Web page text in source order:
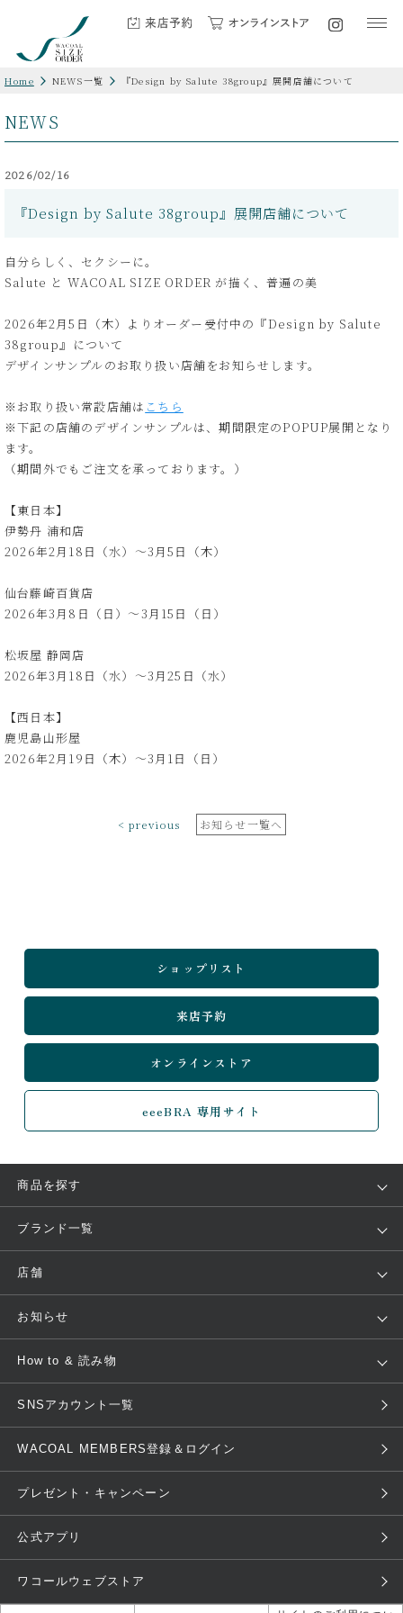
Home NEWS一覧 『Design by Salute 38group』展開店舗について
NEWS
2026/02/16
『Design by Salute 38group』展開店舗について
自分らしく、セクシーに。
Salute と WACOAL SIZE ORDER が描く、普遍の美
2026年2月5日（木）よりオーダー受付中の『Design by Salute
38group』について
デザインサンプルのお取り扱い店舗をお知らせします。
※お取り扱い常設店舗は こちら
※下記の店舗のデザインサンプルは、期間限定のPOPUP展開となり
ます。
（期間外でもご注文を承っております。）
【東日本】
伊勢丹 浦和店
2026年2月18日（水）～3月5日（木）
仙台藤崎百貨店
2026年3月8日（日）～3月15日（日）
松坂屋 静岡店
2026年3月18日（水）～3月25日（水）
【西日本】
鹿児島山形屋
2026年2月19日（木）～3月1日（日）
< previous お知らせ一覧へ
ショップリスト
来店予約
オンラインストア
eeeBRA 専用サイト
商品を探す
アイテム
トピックス
ブランド一覧
WACOAL
AMPHI une nana cool
OUR WACOAL
WACOAL Remamma
Licensed Brands
店舗
店舗を探す
ブラ無料診断
3Dボディスキャン
お知らせ
新着情報
商品回収
ニュース＆トピックス
How to & 読み物
下着の基礎知識
ブラパン ワコールスタイル
大人の工場見学inベトナム 人間科学研究開発センター見学
店舗体験記（マンガ）
ワコールカルネアプリ使い方ガ
SNSアカウント一覧
WACOAL MEMBERS登録＆ログイン
プレゼント・キャンペーン
公式アプリ
ワコールウェブストア